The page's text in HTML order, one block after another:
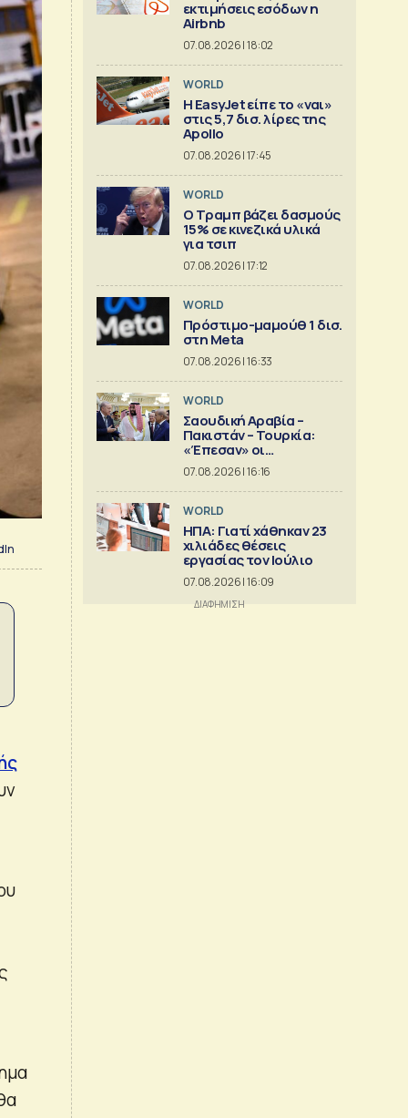
εκτιμήσεις εσόδων η
Airbnb
07.08.2026 | 18:02
WORLD
Η EasyJet είπε το «ναι»
στις 5,7 δισ. λίρες της
Apollo
07.08.2026 | 17:45
WORLD
Ο Τραμπ βάζει δασμούς
15% σε κινεζικά υλικά
για τσιπ
07.08.2026 | 17:12
WORLD
Πρόστιμο-μαμούθ 1 δισ.
στη Meta
07.08.2026 | 16:33
WORLD
Σαουδική Αραβία –
Πακιστάν – Τουρκία:
«Έπεσαν» οι
υπογραφές στην «κοινή
αμυντική συμφωνία της
Μέκκας»
07.08.2026 | 16:16
WORLD
ΗΠΑ: Γιατί χάθηκαν 23
χιλιάδες θέσεις
εργασίας τον Ιούλιο
07.08.2026 | 16:09